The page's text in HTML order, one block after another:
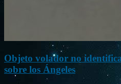
Objeto volador no
sobre los Ángeles